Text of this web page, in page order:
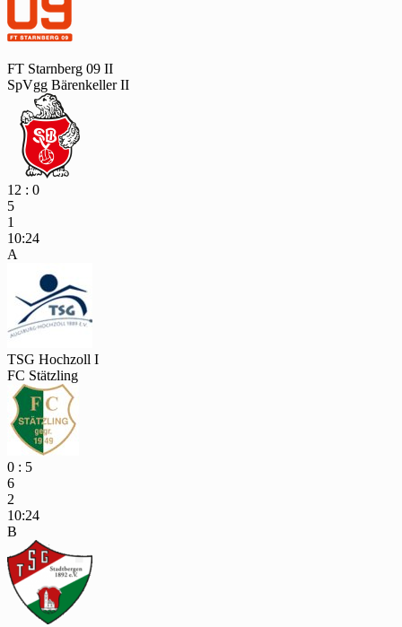
FT Starnberg 09 II
SpVgg Bärenkeller II
12 : 0
5
1
10:24
A
TSG Hochzoll I
FC Stätzling
0 : 5
6
2
10:24
B